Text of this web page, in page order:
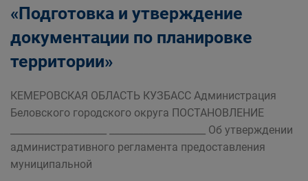
«Подготовка и утверждение
документации по планировке
территории»
КЕМЕРОВСКАЯ ОБЛАСТЬ КУЗБАСС Администрация
Беловского городского округа ПОСТАНОВЛЕНИЕ
____________________ ____________________ Об утверждении
административного регламента предоставления
муниципальной